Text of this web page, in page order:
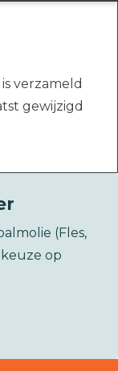
verzameld
gewijzigd
(Fles,
op